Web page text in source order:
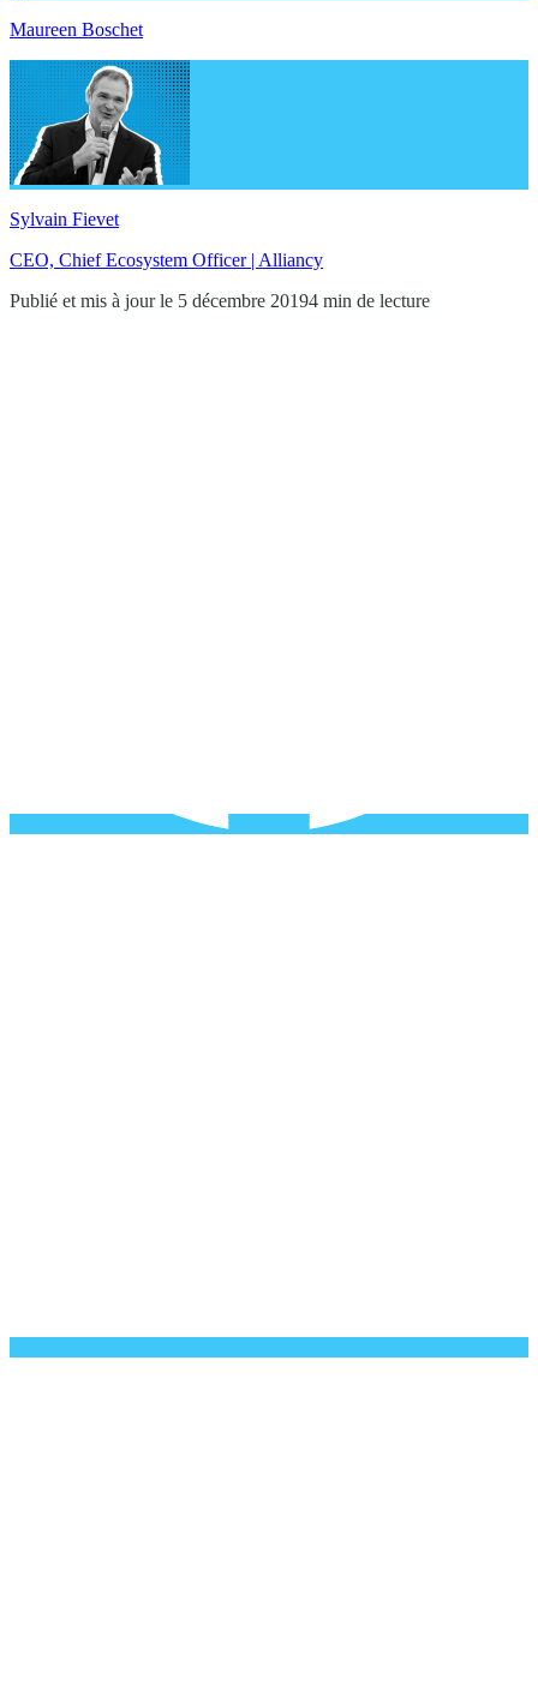
Maureen Boschet
Sylvain Fievet
CEO, Chief Ecosystem Officer | Alliancy
Publié et mis à jour le 5 décembre 20194 min de lecture